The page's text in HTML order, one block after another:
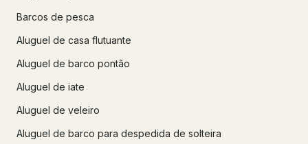
Barcos de pesca
Aluguel de casa flutuante
Aluguel de barco pontão
Aluguel de iate
Aluguel de veleiro
Aluguel de barco para despedida de solteira